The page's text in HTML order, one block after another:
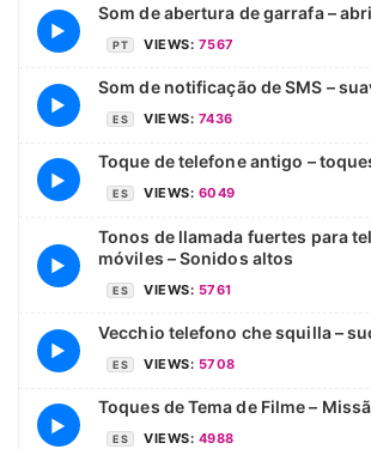
▶
Som de abertura de garrafa –
PT VIEWS: 7567
▶
Som de notificação de SMS –
ES VIEWS: 7436
▶
Toque de telefone antigo –
ES VIEWS: 6049
▶
Tonos de llamada fuertes para
móviles – Sonidos altos
ES VIEWS: 5761
▶
Vecchio telefono che squilla –
ES VIEWS: 5708
▶
Toques de Tema de Filme –
ES VIEWS: 4988